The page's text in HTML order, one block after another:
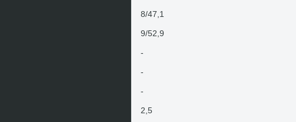
8/47,1
9/52,9
-
-
-
2,5